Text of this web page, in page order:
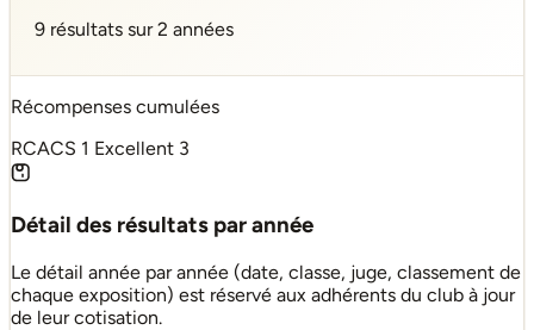
9 résultats sur 2 années
Récompenses cumulées
RCACS 1 Excellent 3
Détail des résultats par année
Le détail année par année (date, classe, juge, classement de
chaque exposition) est réservé aux adhérents du club à jour
de leur cotisation.